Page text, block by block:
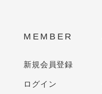
MEMBER
新規会員登録
ログイン